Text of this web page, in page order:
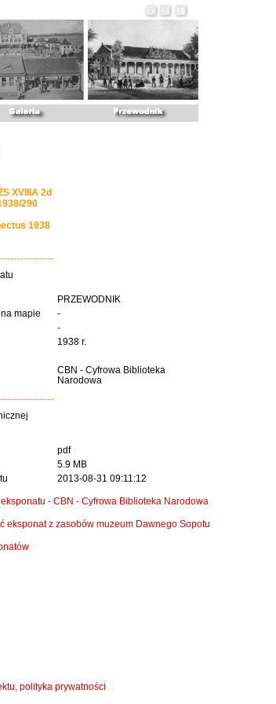
XVIIIA 2d
290
1938
PRZEWODNIK
mapie
-
-
1938 r.
CBN - Cyfrowa Biblioteka
Narodowa
pdf
5.9 MB
2013-08-31 09:11:12
- CBN - Cyfrowa Biblioteka Narodowa
eksponat z zasobów muzeum Dawnego Sopotu
polityka prywatności